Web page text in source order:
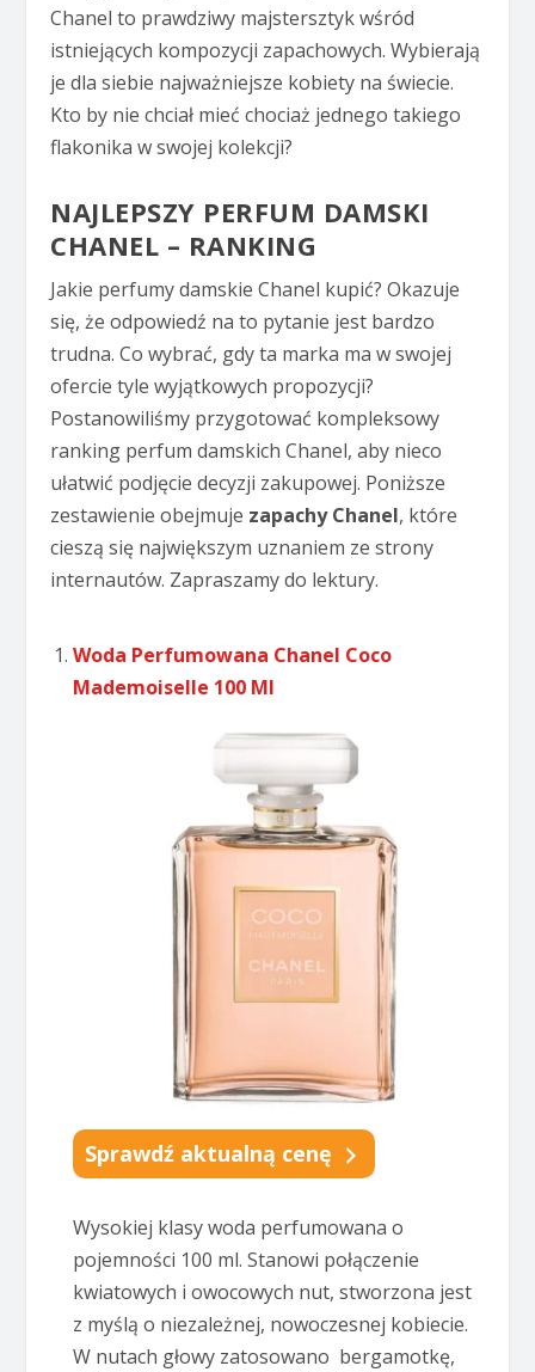
Chanel to prawdziwy majstersztyk wśród
istniejących kompozycji zapachowych. Wybierają
je dla siebie najważniejsze kobiety na świecie.
Kto by nie chciał mieć chociaż jednego takiego
flakonika w swojej kolekcji?
NAJLEPSZY PERFUM DAMSKI
CHANEL – RANKING
Jakie perfumy damskie Chanel kupić? Okazuje
się, że odpowiedź na to pytanie jest bardzo
trudna. Co wybrać, gdy ta marka ma w swojej
ofercie tyle wyjątkowych propozycji?
Postanowiliśmy przygotować kompleksowy
ranking perfum damskich Chanel, aby nieco
ułatwić podjęcie decyzji zakupowej. Poniższe
zestawienie obejmuje zapachy Chanel, które
cieszą się największym uznaniem ze strony
internautów. Zapraszamy do lektury.
Woda Perfumowana Chanel Coco
Mademoiselle 100 Ml
Sprawdź aktualną cenę
Wysokiej klasy woda perfumowana o
pojemności 100 ml. Stanowi połączenie
kwiatowych i owocowych nut, stworzona jest
z myślą o niezależnej, nowoczesnej kobiecie.
W nutach głowy zatosowano bergamotkę,